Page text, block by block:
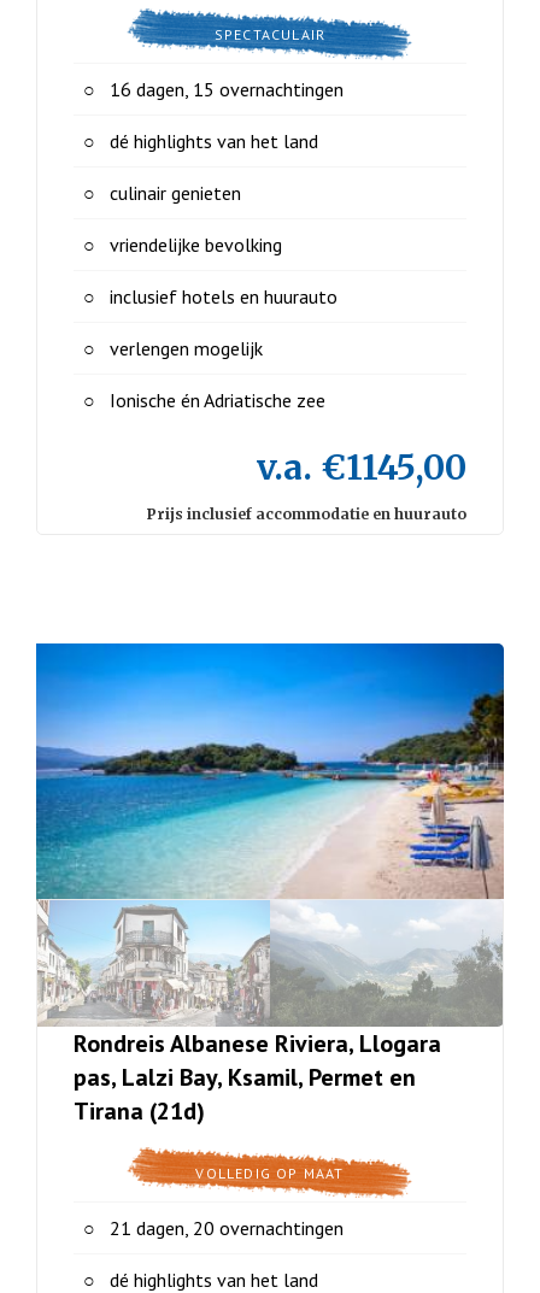
SPECTACULAIR
16 dagen, 15 overnachtingen
dé highlights van het land
culinair genieten
vriendelijke bevolking
inclusief hotels en huurauto
verlengen mogelijk
Ionische én Adriatische zee
v.a. €1145,00
Prijs inclusief accommodatie en huurauto
Rondreis Albanese Riviera, Llogara
pas, Lalzi Bay, Ksamil, Permet en
Tirana (21d)
VOLLEDIG OP MAAT
21 dagen, 20 overnachtingen
dé highlights van het land